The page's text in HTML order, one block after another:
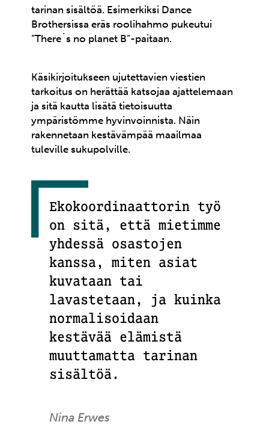
tarinan sisältöä. Esimerkiksi Dance
Brothersissa eräs roolihahmo pukeutui
”There´s no planet B”-paitaan.
Käsikirjoitukseen ujutettavien viestien
tarkoitus on herättää katsojaa ajattelemaan
ja sitä kautta lisätä tietoisuutta
ympäristömme hyvinvoinnista. Näin
rakennetaan kestävämpää maailmaa
tuleville sukupolville.
Ekokoordinaattorin työ
on sitä, että mietimme
yhdessä osastojen
kanssa, miten asiat
kuvataan tai
lavastetaan, ja kuinka
normalisoidaan
kestävää elämistä
muuttamatta tarinan
sisältöä.
Nina Erwes